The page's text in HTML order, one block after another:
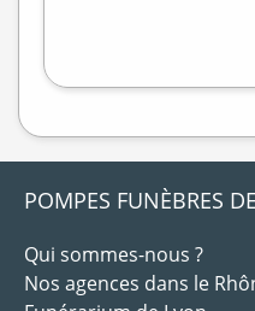
POMPES FUNÈBRES
Qui sommes-nous ?
Nos agences dans le